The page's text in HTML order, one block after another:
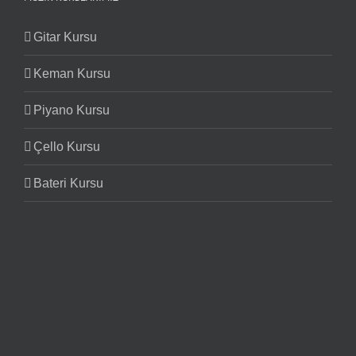
Gitar Kursu
Keman Kursu
Piyano Kursu
Çello Kursu
Bateri Kursu